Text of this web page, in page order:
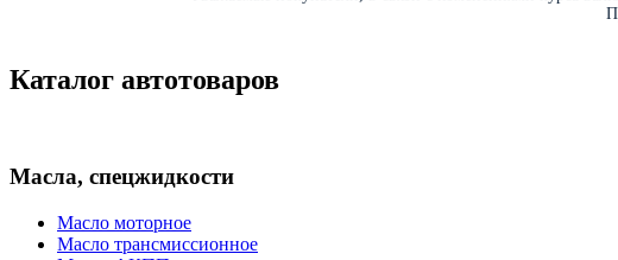
Каталог автотоваров
Масла, спецжидкости
Масло моторное
Масло трансмиссионное